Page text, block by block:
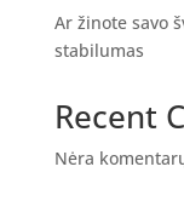
Ar žinote savo
stabilumas
Recent
Nėra